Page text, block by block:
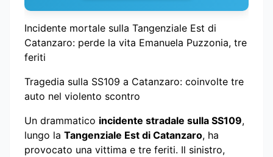
Incidente mortale sulla Tangenziale Est di
Catanzaro: perde la vita Emanuela Puzzonia, tre
feriti
Tragedia sulla SS109 a Catanzaro: coinvolte tre
auto nel violento scontro
Un drammatico incidente stradale sulla SS109,
lungo la Tangenziale Est di Catanzaro, ha
provocato una vittima e tre feriti. Il sinistro,